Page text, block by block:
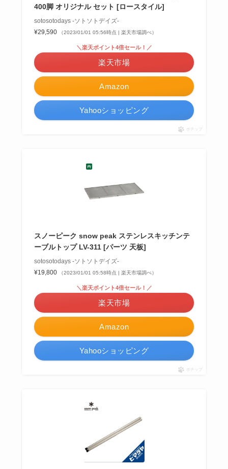
400脚 オリジナル セット [ロースタイル]
sotosotodays -ソトソトデイズ-
¥29,590
（2023/01/01 05:56時点 | 楽天市場調べ）
Amazon
＼楽天ポイント4倍セール！／
楽天市場
Yahooショッピング
ポチップ
スノーピーク snow peak ステンレスキッチンテ
ーブルトップ LV-311 [パーツ 天板]
sotosotodays -ソトソトデイズ-
¥19,800
（2023/01/01 05:58時点 | 楽天市場調べ）
Amazon
＼楽天ポイント4倍セール！／
楽天市場
Yahooショッピング
ポチップ